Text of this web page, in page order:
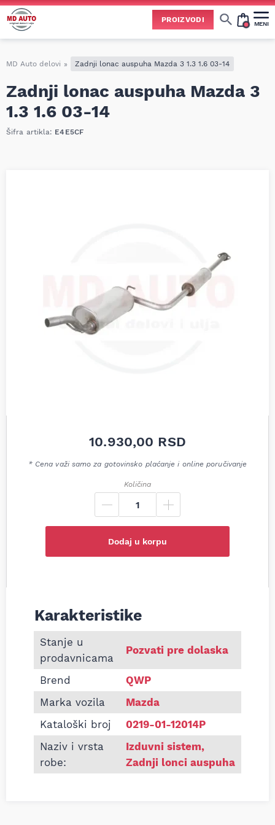
PROIZVODI MENI
MD Auto delovi » Zadnji lonac auspuha Mazda 3 1.3 1.6 03-14
Zadnji lonac auspuha Mazda 3
1.3 1.6 03-14
Šifra artikla: E4E5CF
10.930,00 RSD
* Cena važi samo za gotovinsko plaćanje i online poručivanje
Količina
Dodaj u korpu
Informacije o Zadnji lonac auspuha Mazda 3 1.3
Karakteristike
Stanje u
prodavnicama
Pozvati pre dolaska
Brend
QWP
Marka vozila
Mazda
Kataloški broj
0219-01-12014P
Naziv i vrsta
robe:
Izduvni sistem,
Zadnji lonci auspuha